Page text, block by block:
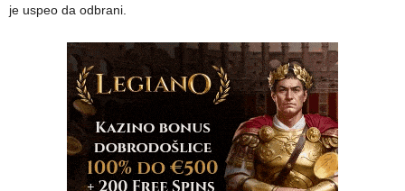
je uspeo da odbrani.